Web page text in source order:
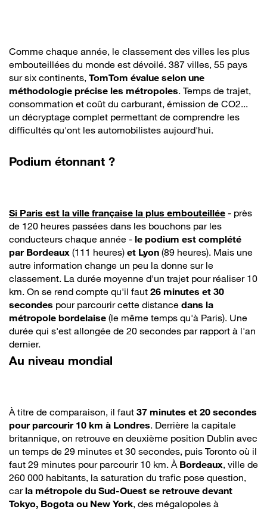
Comme chaque année, le classement des villes les plus
embouteillées du monde est dévoilé. 387 villes, 55 pays
sur six continents, TomTom évalue selon une
méthodologie précise les métropoles. Temps de trajet,
consommation et coût du carburant, émission de CO2...
un décryptage complet permettant de comprendre les
difficultés qu'ont les automobilistes aujourd'hui.
Podium étonnant ?
Si Paris est la ville française la plus embouteillée - près
de 120 heures passées dans les bouchons par les
conducteurs chaque année - le podium est complété
par Bordeaux (111 heures) et Lyon (89 heures). Mais une
autre information change un peu la donne sur le
classement. La durée moyenne d'un trajet pour réaliser 10
km. On se rend compte qu'il faut 26 minutes et 30
secondes pour parcourir cette distance dans la
métropole bordelaise (le même temps qu'à Paris). Une
durée qui s'est allongée de 20 secondes par rapport à l'an
dernier.
Au niveau mondial
À titre de comparaison, il faut 37 minutes et 20 secondes
pour parcourir 10 km à Londres. Derrière la capitale
britannique, on retrouve en deuxième position Dublin avec
un temps de 29 minutes et 30 secondes, puis Toronto où il
faut 29 minutes pour parcourir 10 km. À Bordeaux, ville de
260 000 habitants, la saturation du trafic pose question,
car la métropole du Sud-Ouest se retrouve devant
Tokyo, Bogota ou New York, des mégalopoles à